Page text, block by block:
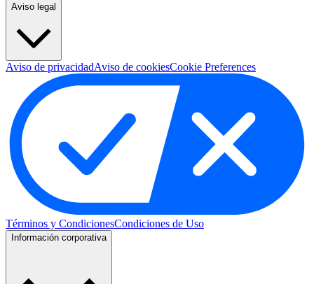
Aviso legal
Aviso de privacidadAviso de cookiesCookie Preferences
Términos y CondicionesCondiciones de Uso
Información corporativa